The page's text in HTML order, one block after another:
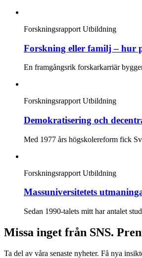
Forskningsrapport Utbildning
Forskning eller familj – hur
En framgångsrik forskarkarriär
Forskningsrapport Utbildning
Demokratisering och
Med 1977 års högskolereform fick
Forskningsrapport Utbildning
Massuniversitetets
Sedan 1990-talets mitt har antalet
Missa inget från SNS.
Ta del av våra senaste nyheter. Få nya